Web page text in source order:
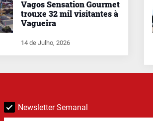
Vagos Sensation Gourmet
trouxe 32 mil visitantes à
Vagueira
14 de Julho, 2026
Newsletter Semanal